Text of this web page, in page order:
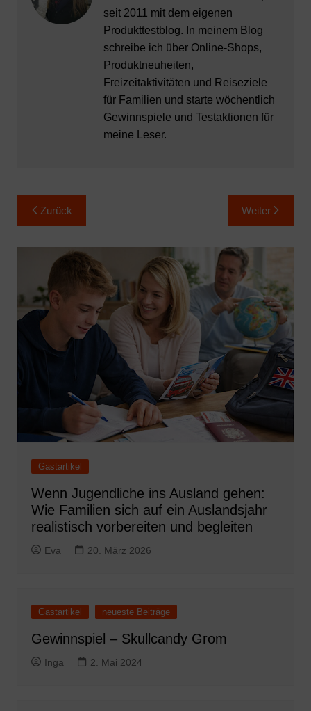
seit 2011 mit dem eigenen
Produkttestblog. In meinem Blog
schreibe ich über Online-Shops,
Produktneuheiten,
Freizeitaktivitäten und Reiseziele
für Familien und starte wöchentlich
Gewinnspiele und Testaktionen für
meine Leser.
Beitragsnavigation
Zurück Weiter
Gastartikel
Wenn Jugendliche ins Ausland gehen:
Wie Familien sich auf ein Auslandsjahr
realistisch vorbereiten und begleiten
Eva 20. März 2026
Gastartikel neueste Beiträge
Gewinnspiel – Skullcandy Grom
Inga 2. Mai 2024